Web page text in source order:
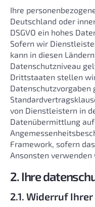
Ihre
Deutschland oder
DSGVO ein hohes
Sofern wir
kann in diesen
Datenschutzniveau
Drittstaaten stellen
Datenschutzvorgaben
von Dienstleistern in
Datenübermittlung
Framework, sofern
Ansonsten
2. Ihre
2.1. Widerruf